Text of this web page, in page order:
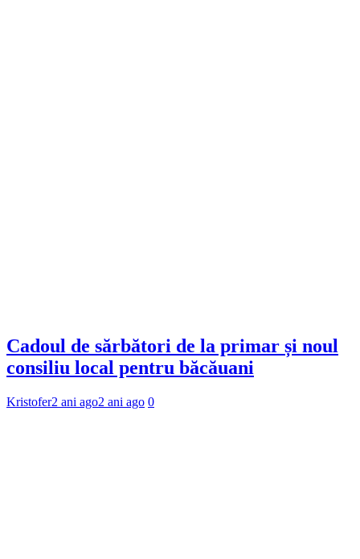
Cadoul de sărbători de la primar și noul
consiliu local pentru băcăuani
Kristofer2 ani ago2 ani ago 0